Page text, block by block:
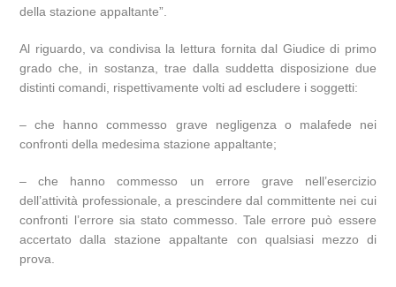
della stazione appaltante”.
Al riguardo, va condivisa la lettura fornita dal Giudice di primo
grado che, in sostanza, trae dalla suddetta disposizione due
distinti comandi, rispettivamente volti ad escludere i soggetti:
– che hanno commesso grave negligenza o malafede nei
confronti della medesima stazione appaltante;
– che hanno commesso un errore grave nell’esercizio
dell’attività professionale, a prescindere dal committente nei cui
confronti l’errore sia stato commesso. Tale errore può essere
accertato dalla stazione appaltante con qualsiasi mezzo di
prova.